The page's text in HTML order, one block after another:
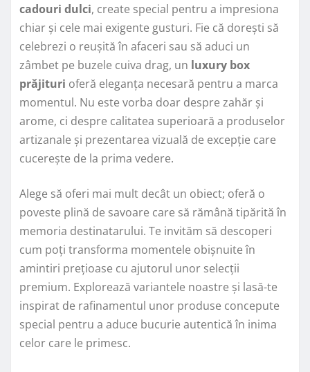
cadouri dulci, create special pentru a impresiona
chiar și cele mai exigente gusturi. Fie că dorești să
celebrezi o reușită în afaceri sau să aduci un
zâmbet pe buzele cuiva drag, un luxury box
prăjituri oferă eleganța necesară pentru a marca
momentul. Nu este vorba doar despre zahăr și
arome, ci despre calitatea superioară a produselor
artizanale și prezentarea vizuală de excepție care
cucerește de la prima vedere.
Alege să oferi mai mult decât un obiect; oferă o
poveste plină de savoare care să rămână tipărită în
memoria destinatarului. Te invităm să descoperi
cum poți transforma momentele obișnuite în
amintiri prețioase cu ajutorul unor selecții
premium. Explorează variantele noastre și lasă-te
inspirat de rafinamentul unor produse concepute
special pentru a aduce bucurie autentică în inima
celor care le primesc.